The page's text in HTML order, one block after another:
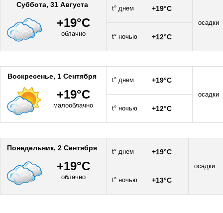
Суббота, 31 Августа
+19°C
облачно
t° днем +19°C
осадки
t° ночью
+12°C
Воскресенье, 1 Сентября
+19°C
малооблачно
t° днем +19°C
осадки
t° ночью
+12°C
Понедельник, 2 Сентября
+19°C
облачно
t° днем +19°C
осадки
t° ночью
+13°C